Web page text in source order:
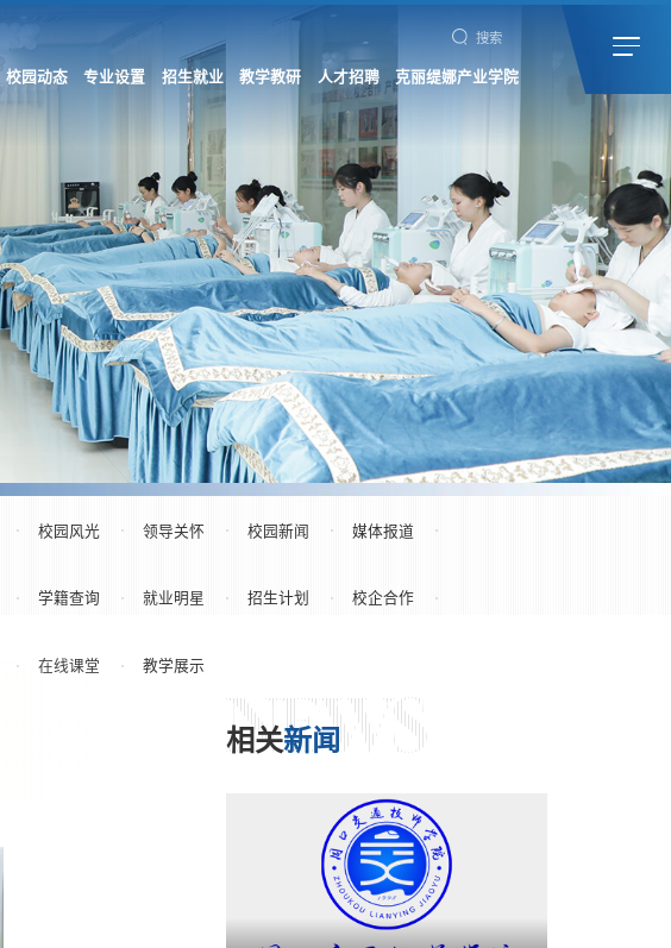
搜索
校园动态 专业设置 招生就业 教学教研 人才招聘 克丽缇娜产业学院
校园风光 领导关怀 校园新闻 媒体报道
学籍查询 就业明星 招生计划 校企合作
在线课堂 教学展示
NEWS
相关新闻